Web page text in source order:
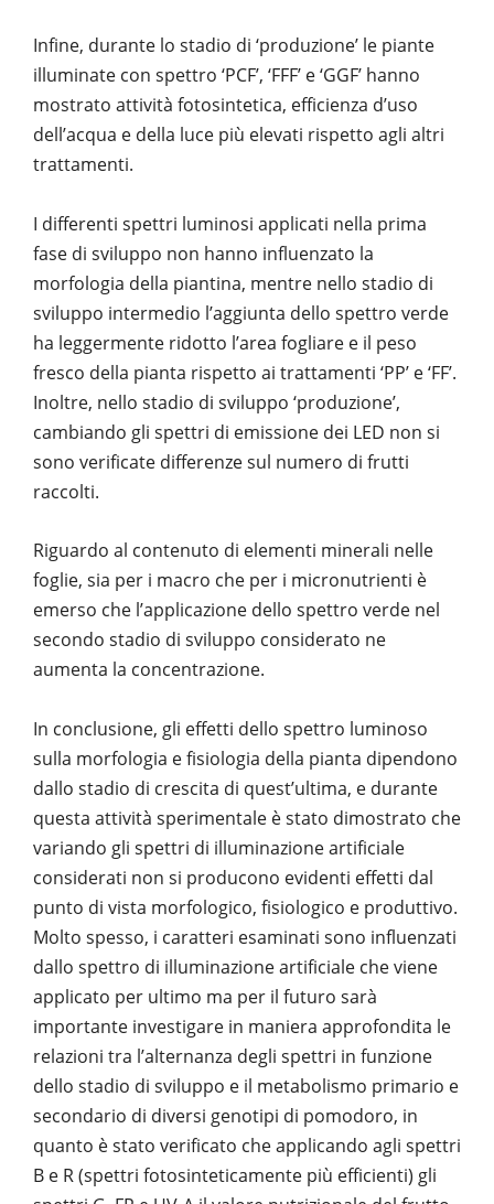
Infine, durante lo stadio di ‘produzione’ le piante
illuminate con spettro ‘PCF’, ‘FFF’ e ‘GGF’ hanno
mostrato attività fotosintetica, efficienza d’uso
dell’acqua e della luce più elevati rispetto agli altri
trattamenti.
I differenti spettri luminosi applicati nella prima
fase di sviluppo non hanno influenzato la
morfologia della piantina, mentre nello stadio di
sviluppo intermedio l’aggiunta dello spettro verde
ha leggermente ridotto l’area fogliare e il peso
fresco della pianta rispetto ai trattamenti ‘PP’ e ‘FF’.
Inoltre, nello stadio di sviluppo ‘produzione’,
cambiando gli spettri di emissione dei LED non si
sono verificate differenze sul numero di frutti
raccolti.
Riguardo al contenuto di elementi minerali nelle
foglie, sia per i macro che per i micronutrienti è
emerso che l’applicazione dello spettro verde nel
secondo stadio di sviluppo considerato ne
aumenta la concentrazione.
In conclusione, gli effetti dello spettro luminoso
sulla morfologia e fisiologia della pianta dipendono
dallo stadio di crescita di quest’ultima, e durante
questa attività sperimentale è stato dimostrato che
variando gli spettri di illuminazione artificiale
considerati non si producono evidenti effetti dal
punto di vista morfologico, fisiologico e produttivo.
Molto spesso, i caratteri esaminati sono influenzati
dallo spettro di illuminazione artificiale che viene
applicato per ultimo ma per il futuro sarà
importante investigare in maniera approfondita le
relazioni tra l’alternanza degli spettri in funzione
dello stadio di sviluppo e il metabolismo primario e
secondario di diversi genotipi di pomodoro, in
quanto è stato verificato che applicando agli spettri
B e R (spettri fotosinteticamente più efficienti) gli